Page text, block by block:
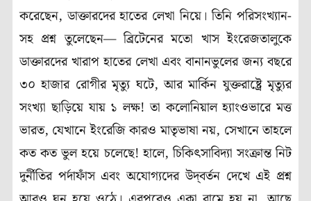
করেছেন, ডাক্তারদের হাতের লেখা নিয়ে। তিনি পরিসংখ্যান-
সহ প্রশ্ন তুলেছেন— ব্রিটেনের মতো খাস ইংরেজতালুকে
ডাক্তারদের খারাপ হাতের লেখা এবং বানানভুলের জন্য বছরে
৩০ হাজার রোগীর মৃত্যু ঘটে, আর মার্কিন যুক্তরাষ্ট্রে মৃত্যুর
সংখ্যা ছাড়িয়ে যায় ১ লক্ষ! তা কলোনিয়াল হ্যাংওভারে মত্ত
ভারত, যেখানে ইংরেজি কারও মাতৃভাষা নয়, সেখানে তাহলে
কত কত ভুল হয়ে চলেছে! হালে, চিকিৎসাবিদ্যা সংক্রান্ত নিট
দুর্নীতির পর্দাফাঁস এবং অযোগ্যদের উদ্‌বর্তন দেখে এই প্রশ্ন